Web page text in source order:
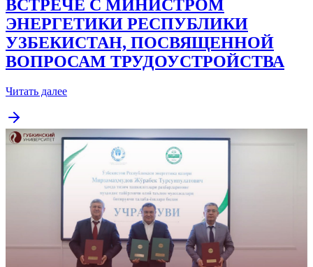
ВСТРЕЧЕ С МИНИСТРОМ
ЭНЕРГЕТИКИ РЕСПУБЛИКИ
УЗБЕКИСТАН, ПОСВЯЩЕННОЙ
ВОПРОСАМ ТРУДОУСТРОЙСТВА
Читать далее